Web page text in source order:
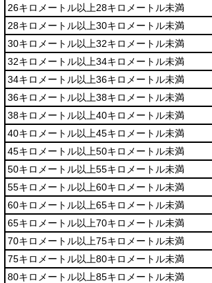
26キロメートル以上28キロメートル未満
28キロメートル以上30キロメートル未満
30キロメートル以上32キロメートル未満
32キロメートル以上34キロメートル未満
34キロメートル以上36キロメートル未満
36キロメートル以上38キロメートル未満
38キロメートル以上40キロメートル未満
40キロメートル以上45キロメートル未満
45キロメートル以上50キロメートル未満
50キロメートル以上55キロメートル未満
55キロメートル以上60キロメートル未満
60キロメートル以上65キロメートル未満
65キロメートル以上70キロメートル未満
70キロメートル以上75キロメートル未満
75キロメートル以上80キロメートル未満
80キロメートル以上85キロメートル未満